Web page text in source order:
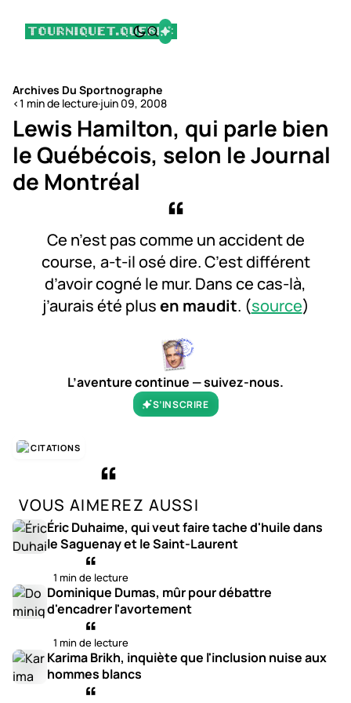
Archives Du Sportnographe
<1 min de lecture·juin 09, 2008
Lewis Hamilton, qui parle bien
le Québécois, selon le Journal
de Montréal
Ce n’est pas comme un accident de
course, a-t-il osé dire. C’est différent
d’avoir cogné le mur. Dans ce cas-là,
j’aurais été plusen maudit. (source)
L’aventure continue — suivez-nous.
S’INSCRIRE
CITATIONS
VOUS AIMEREZ AUSSI
Éric Duhaime, qui veut faire tache d'huile dans
le Saguenay et le Saint-Laurent
1 min de lecture
Dominique Dumas, mûr pour débattre
d'encadrer l'avortement
1 min de lecture
Karima Brikh, inquiète que l'inclusion nuise aux
hommes blancs